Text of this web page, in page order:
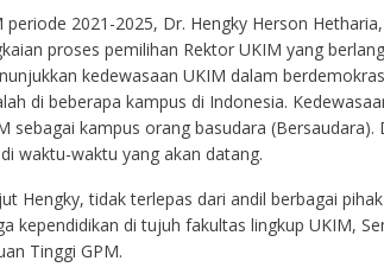
2021-2025, Dr. Hengky Herson
proses pemilihan Rektor UKIM yang
kedewasaan UKIM dalam
di beberapa kampus di Indonesia.
sebagai kampus orang basudara (Bersaudara).
waktu-waktu yang akan datang.
Hengky, tidak terlepas dari andil berbagai
kependidikan di tujuh fakultas lingkup UKIM,
Tinggi GPM.